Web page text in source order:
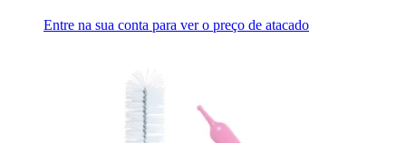
Entre na sua conta para ver o preço de atacado